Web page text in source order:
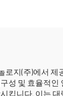
지(주)에서 제
성 및 효율적인
킵니다. 이는